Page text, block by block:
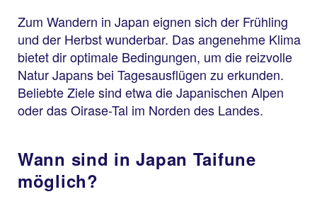
Zum Wandern in Japan eignen sich der Frühling
und der Herbst wunderbar. Das angenehme Klima
bietet dir optimale Bedingungen, um die reizvolle
Natur Japans bei Tagesausflügen zu erkunden.
Beliebte Ziele sind etwa die Japanischen Alpen
oder das Oirase-Tal im Norden des Landes.
Wann sind in Japan Taifune
möglich?